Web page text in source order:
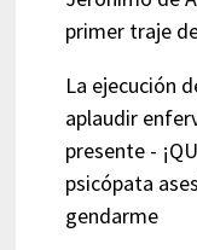
primer traje
La ejecución
aplaudir
presente -
psicópata
gendarme